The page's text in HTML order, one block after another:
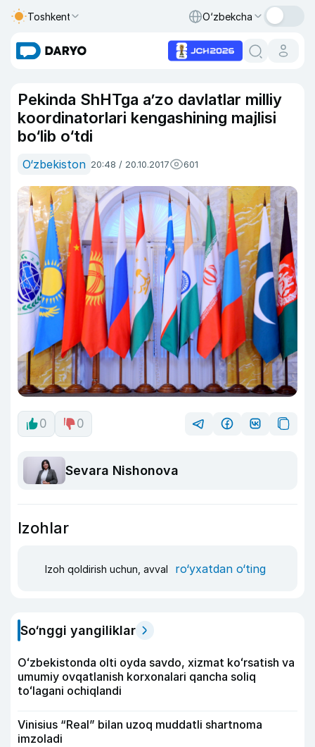
Toshkent O‘zbekcha
Pekinda ShHTga a’zo davlatlar milliy
koordinatorlari kengashining majlisi
bo‘lib o‘tdi
O‘zbekiston 20:48 / 20.10.2017 601
0 0
Sevara Nishonova
Izohlar
Izoh qoldirish uchun, avval ro‘yxatdan o‘ting
So‘nggi yangiliklar
Oʻzbekistonda olti oyda savdo, xizmat koʻrsatish va
umumiy ovqatlanish korxonalari qancha soliq
toʻlagani ochiqlandi
Vinisius “Real” bilan uzoq muddatli shartnoma
imzoladi